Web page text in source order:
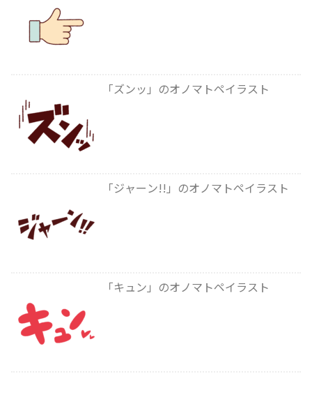
「ズンッ」のオノマトペイラスト
「ジャーン!!」のオノマトペイラスト
「キュン」のオノマトペイラスト